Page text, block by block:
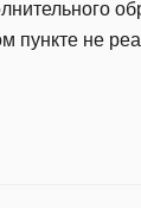
пункте не